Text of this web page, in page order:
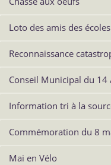
Loto des amis des écoles
Reconnaissance
Conseil Municipal du
Information tri à la
Commémoration du 8
Mai en Vélo